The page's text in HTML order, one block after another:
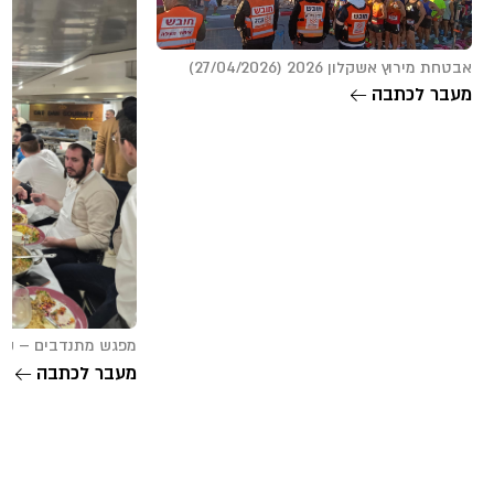
אבטחת מירוץ אשקלון 2026 (27/04/2026)
מעבר לכתבה
מפגש מתנדבים – קריית
מעבר לכתבה